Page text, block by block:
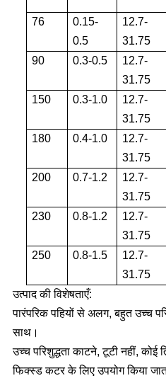
76
0.15-
0.5
12.7-
31.75
90 0.3-0.5
12.7-
31.75
150 0.3-1.0
12.7-
31.75
180 0.4-1.0
12.7-
31.75
200 0.7-1.2
12.7-
31.75
230 0.8-1.2
12.7-
31.75
250 0.8-1.5
12.7-
31.75
उत्पाद की विशेषताएँ:
पारंपरिक पहियों से अलग, बहुत उच्च
साथ।
उच्च परिशुद्धता काटने, टूटी नहीं, कोई
फिक्स्ड कटर के लिए उपयोग किया